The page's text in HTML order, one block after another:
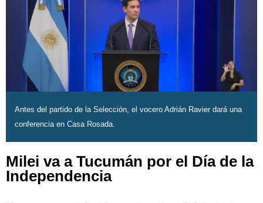
Antes del partido de la Selección, el vocero Adrián Ravier dará una
conferencia en Casa Rosada.
Milei va a Tucumán por el Día de la
Independencia